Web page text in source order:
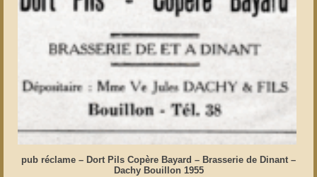
pub réclame – Dort Pils Copère Bayard – Brasserie de Dinant –
Dachy Bouillon 1955